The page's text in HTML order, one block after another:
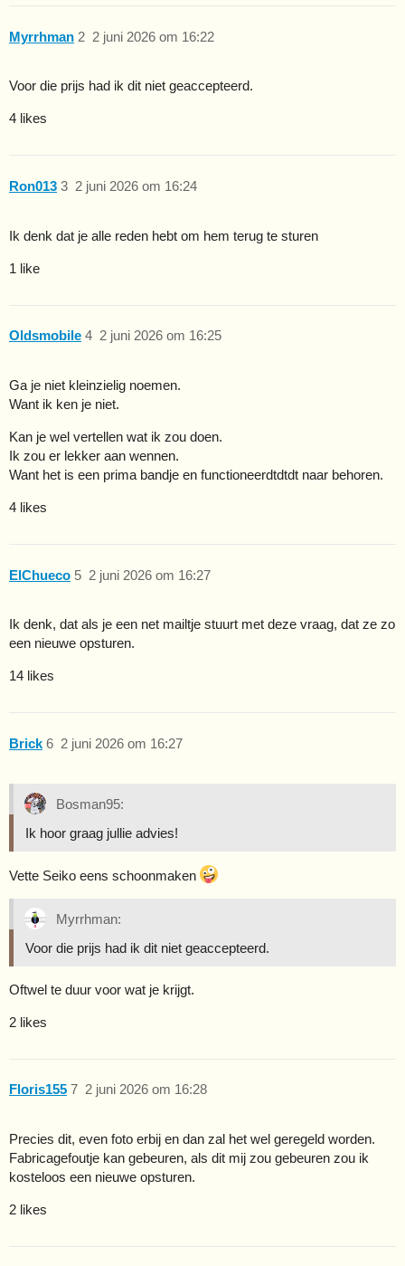
Myrrhman 2 juni 2026 om 16:22
2
Voor die prijs had ik dit niet geaccepteerd.
4 likes
Ron013 2 juni 2026 om 16:24
3
Ik denk dat je alle reden hebt om hem terug te sturen
1 like
Oldsmobile 2 juni 2026 om 16:25
4
Ga je niet kleinzielig noemen.
Want ik ken je niet.
Kan je wel vertellen wat ik zou doen.
Ik zou er lekker aan wennen.
Want het is een prima bandje en functioneerdtdtdt naar behoren.
4 likes
ElChueco 2 juni 2026 om 16:27
5
Ik denk, dat als je een net mailtje stuurt met deze vraag, dat ze zo
een nieuwe opsturen.
14 likes
Brick 2 juni 2026 om 16:27
6
Bosman95:
Ik hoor graag jullie advies!
Vette Seiko eens schoonmaken
Myrrhman:
Voor die prijs had ik dit niet geaccepteerd.
Oftwel te duur voor wat je krijgt.
2 likes
Floris155 2 juni 2026 om 16:28
7
Precies dit, even foto erbij en dan zal het wel geregeld worden.
Fabricagefoutje kan gebeuren, als dit mij zou gebeuren zou ik
kosteloos een nieuwe opsturen.
2 likes